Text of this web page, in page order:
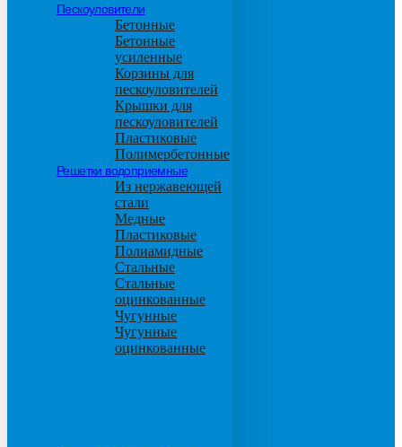
Пескоуловители
Бетонные
Бетонные
усиленные
Корзины для
пескоуловителей
Крышки для
пескоуловителей
Пластиковые
Полимербетонные
Решетки водоприемные
Из нержавеющей
стали
Медные
Пластиковые
Полиамидные
Стальные
Стальные
оцинкованные
Чугунные
Чугунные
оцинкованные